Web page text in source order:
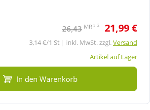
26,43 MRP 2 21,99 €
3,14 €/1 St | inkl. MwSt. zzgl.Versand
Artikel auf Lager
In den Warenkorb